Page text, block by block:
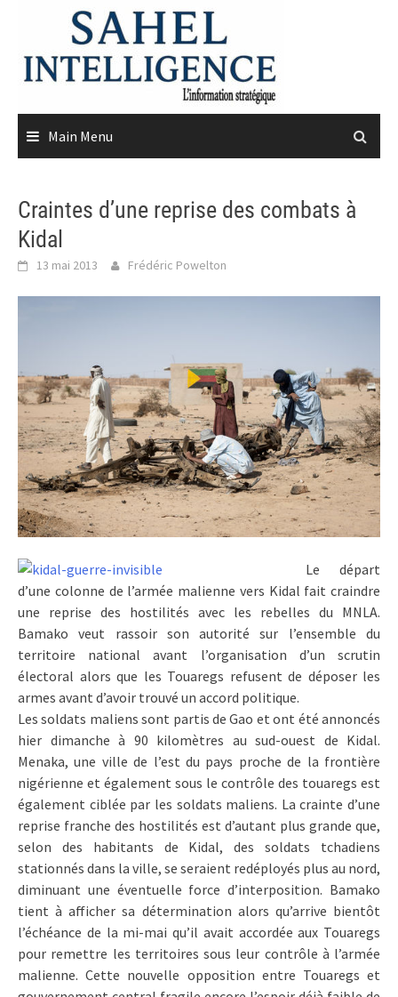
content
Main Menu
Craintes d’une reprise des combats à
Kidal
13 mai 2013 Frédéric Powelton
Le départ
d’une colonne de l’armée malienne vers Kidal fait craindre
une reprise des hostilités avec les rebelles du MNLA.
Bamako veut rassoir son autorité sur l’ensemble du
territoire national avant l’organisation d’un scrutin
électoral alors que les Touaregs refusent de déposer les
armes avant d’avoir trouvé un accord politique.
Les soldats maliens sont partis de Gao et ont été annoncés
hier dimanche à 90 kilomètres au sud-ouest de Kidal.
Menaka, une ville de l’est du pays proche de la frontière
nigérienne et également sous le contrôle des touaregs est
également ciblée par les soldats maliens. La crainte d’une
reprise franche des hostilités est d’autant plus grande que,
selon des habitants de Kidal, des soldats tchadiens
stationnés dans la ville, se seraient redéployés plus au nord,
diminuant une éventuelle force d’interposition. Bamako
tient à afficher sa détermination alors qu’arrive bientôt
l’échéance de la mi-mai qu’il avait accordée aux Touaregs
pour remettre les territoires sous leur contrôle à l’armée
malienne. Cette nouvelle opposition entre Touaregs et